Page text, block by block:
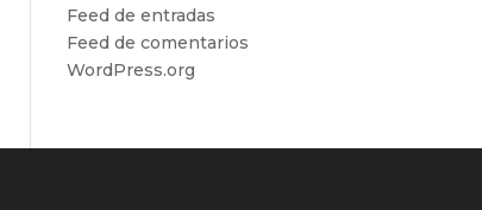
Feed de entradas
Feed de comentarios
WordPress.org